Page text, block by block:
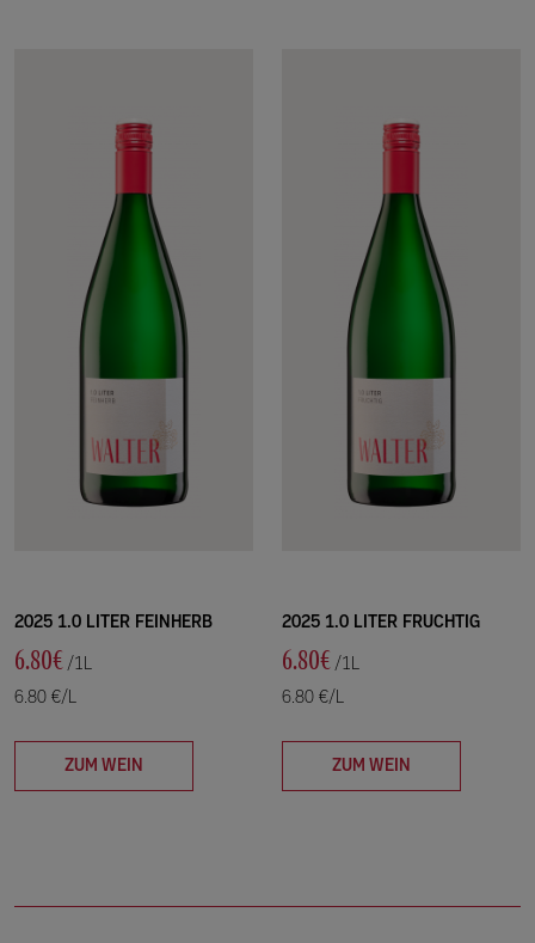
2025 1.0 LITER FEINHERB
6.80€ /1L
6.80 €/L
ZUM WEIN
2025 1.0 LITER FRUCHTIG
6.80€ /1L
6.80 €/L
ZUM WEIN